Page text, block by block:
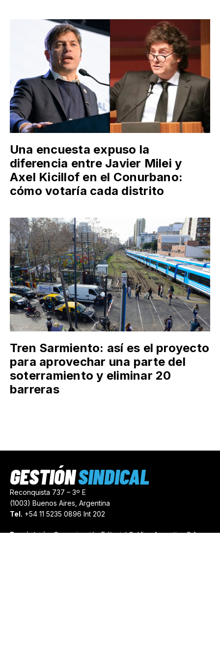
Una encuesta expuso la
diferencia entre Javier Milei y
Axel Kicillof en el Conurbano:
cómo votaría cada distrito
Tren Sarmiento: así es el proyecto
para aprovechar una parte del
soterramiento y eliminar 20
barreras
Reconquista 737 – 3º E
(1003) Buenos Aires, Argentina
Tel. +54 11 5235 0896 Int 202
Propietario:Comunicación Editorial Gráfica Argentina S.A.
GESTIÓNSINDICAL